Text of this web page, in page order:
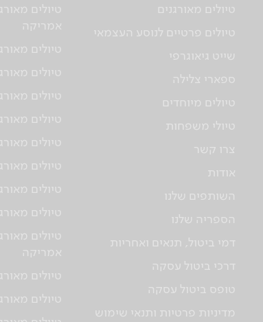
טיולים מאורגנים
טיולים פרטיים לנוסע העצמאי
שייט גיאוגרפי
ספארי צלילה
טיולים מיוחדים
טיולי משפחות
צרו קשר
אודות
השותפים שלנו
הספריה שלנו
דמי ביטול, תנאים ואחריות
דרכי ביטול עסקה
טופס ביטול עסקה
מדיניות פרטיות ותנאי שימוש
טיולים
אמריקה
טיולים
טיולים
טיולים
טיולים
טיולים
טיולים
טיולים
טיולים
טיולים
אמריקה
טיולים
טיולים